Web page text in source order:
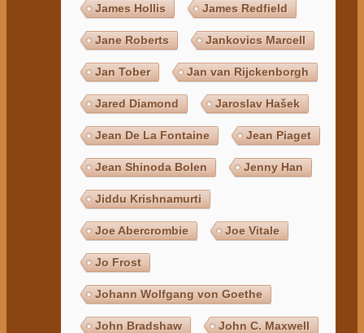
James Hollis James Redfield
Jane Roberts Jankovics Marcell
Jan Tober Jan van Rijckenborgh
Jared Diamond Jaroslav Hašek
Jean De La Fontaine Jean Piaget
Jean Shinoda Bolen Jenny Han
Jiddu Krishnamurti
Joe Abercrombie Joe Vitale
Jo Frost
Johann Wolfgang von Goethe
John Bradshaw John C. Maxwell